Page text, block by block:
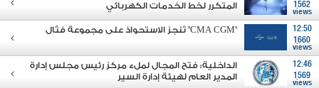
1562
views
المتكرر لخط الخدمات الكهربائي
12:50
1660
views
"CMA CGM" تُنجز الاستحواذ على مجموعة فتّال
12:46
1569
views
الداخلية: فتح المجال لملء مركز رئيس مجلس إدارة
المدير العام لهيئة إدارة السير